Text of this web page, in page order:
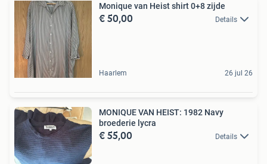
Monique van Heist shirt 0+8 zijde
€ 50,00 Details
Haarlem 26 jul 26
MONIQUE VAN HEIST: 1982 Navy
broederie lycra
€ 55,00 Details